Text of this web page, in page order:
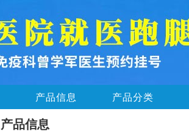
产品信息 产品分类
产品信息